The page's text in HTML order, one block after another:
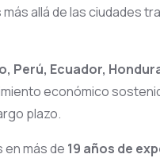
allá de las ciudades
Perú, Ecuador,
económico
plazo.
en más de 19 años de